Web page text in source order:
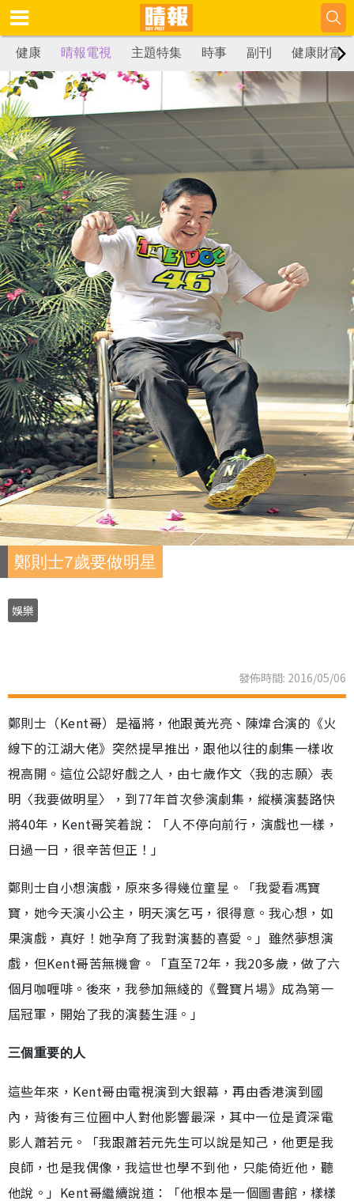
健康 晴報電視 主題特集 時事 副刊 健康財富
鄭則士7歲要做明星
娛樂
發佈時間: 2016/05/06
鄭則士（Kent哥）是福將，他跟黃光亮、陳煒合演的《火
線下的江湖大佬》突然提早推出，跟他以往的劇集一樣收
視高開。這位公認好戲之人，由七歲作文〈我的志願〉表
明〈我要做明星〉，到77年首次參演劇集，縱橫演藝路快
將40年，Kent哥笑着說：「人不停向前行，演戲也一樣，
日過一日，很辛苦但正！」
鄭則士自小想演戲，原來多得幾位童星。「我愛看馮寶
寶，她今天演小公主，明天演乞丐，很得意。我心想，如
果演戲，真好！她孕育了我對演藝的喜愛。」雖然夢想演
戲，但Kent哥苦無機會。「直至72年，我20多歲，做了六
個月咖喱啡。後來，我參加無綫的《聲寶片場》成為第一
屆冠軍，開始了我的演藝生涯。」
三個重要的人
這些年來，Kent哥由電視演到大銀幕，再由香港演到國
內，背後有三位圈中人對他影響最深，其中一位是資深電
影人蕭若元。「我跟蕭若元先生可以說是知己，他更是我
良師，也是我偶像，我這世也學不到他，只能倚近他，聽
他說。」Kent哥繼續說道：「他根本是一個圖書館，樣樣